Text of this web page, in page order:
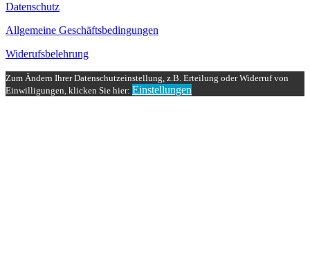
Datenschutz
Allgemeine Geschäftsbedingungen
Widerufsbelehrung
Zum Ändern Ihrer Datenschutzeinstellung, z.B. Erteilung oder Widerruf von
Einwilligungen, klicken Sie hier: Einstellungen